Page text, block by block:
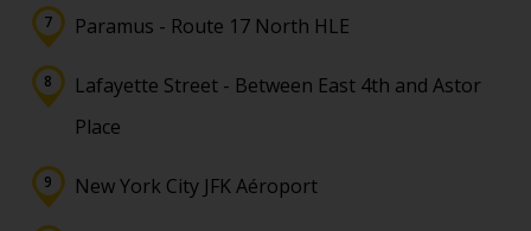
Paramus - Route 17 North HLE
Lafayette Street - Between East 4th and Astor
Place
New York City JFK Aéroport